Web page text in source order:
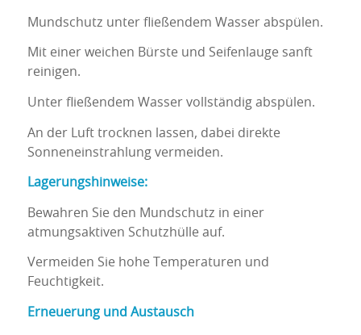
Mundschutz unter fließendem Wasser abspülen.
Mit einer weichen Bürste und Seifenlauge sanft
reinigen.
Unter fließendem Wasser vollständig abspülen.
An der Luft trocknen lassen, dabei direkte
Sonneneinstrahlung vermeiden.
Lagerungshinweise:
Bewahren Sie den Mundschutz in einer
atmungsaktiven Schutzhülle auf.
Vermeiden Sie hohe Temperaturen und
Feuchtigkeit.
Erneuerung und Austausch